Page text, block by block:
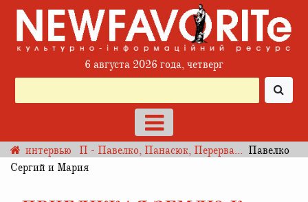
6 августа 2026 года, четверг
интервью П - Павелко, Панасюк, Перерва... Павелко
Сергий и Мария